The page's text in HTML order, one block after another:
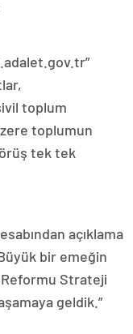
toplum
toplumun
tek tek
açıklama
bir emeğin
Reformu Strateji
geldik.”